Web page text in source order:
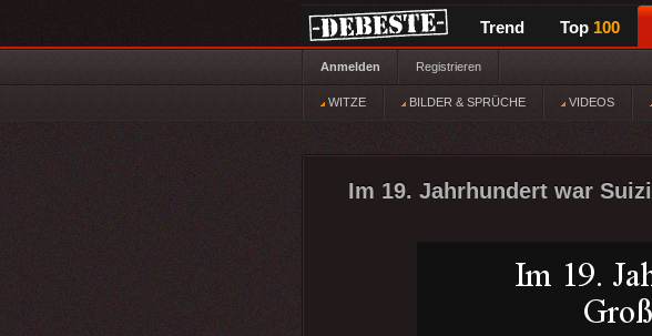
Trend Top 100
Anmelden Registrieren
WITZE BILDER & SPRÜCHE VIDEOS
Im 19. Jahrhundert war